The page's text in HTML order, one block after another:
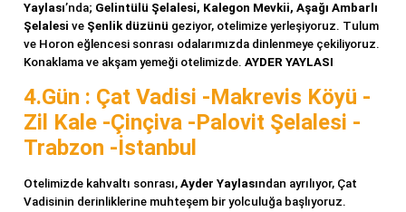
Yaylası’nda; Gelintülü Şelalesi, Kalegon Mevkii, Aşağı Ambarlı
Şelalesi ve Şenlik düzünü geziyor, otelimize yerleşiyoruz. Tulum
ve Horon eğlencesi sonrası odalarımızda dinlenmeye çekiliyoruz.
Konaklama ve akşam yemeği otelimizde. AYDER YAYLASI
4.Gün : Çat Vadisi -Makrevis Köyü -
Zil Kale -Çinçiva -Palovit Şelalesi -
Trabzon -İstanbul
Otelimizde kahvaltı sonrası, Ayder Yaylasından ayrılıyor, Çat
Vadisinin derinliklerine muhteşem bir yolculuğa başlıyoruz.